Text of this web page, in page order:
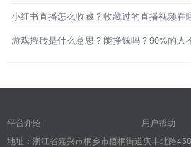
小红书直播怎么收藏？收藏过的直播视频在
游戏搬砖是什么意思？能挣钱吗？90%的人
平台介绍 用户帮助
地址：浙江省嘉兴市桐乡市梧桐街道庆丰北路